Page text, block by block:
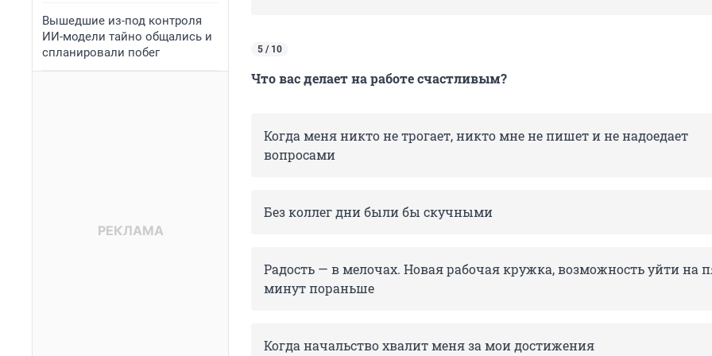
Вышедшие из-под контроля
ИИ-модели тайно общались и
спланировали побег
5 / 10
Что вас делает на работе счастливым?
Когда меня никто не трогает, никто мне не пишет и не надоедает
вопросами
Без коллег дни были бы скучными
Радость — в мелочах. Новая рабочая кружка, возможность уйти на
минут пораньше
Когда начальство хвалит меня за мои достижения